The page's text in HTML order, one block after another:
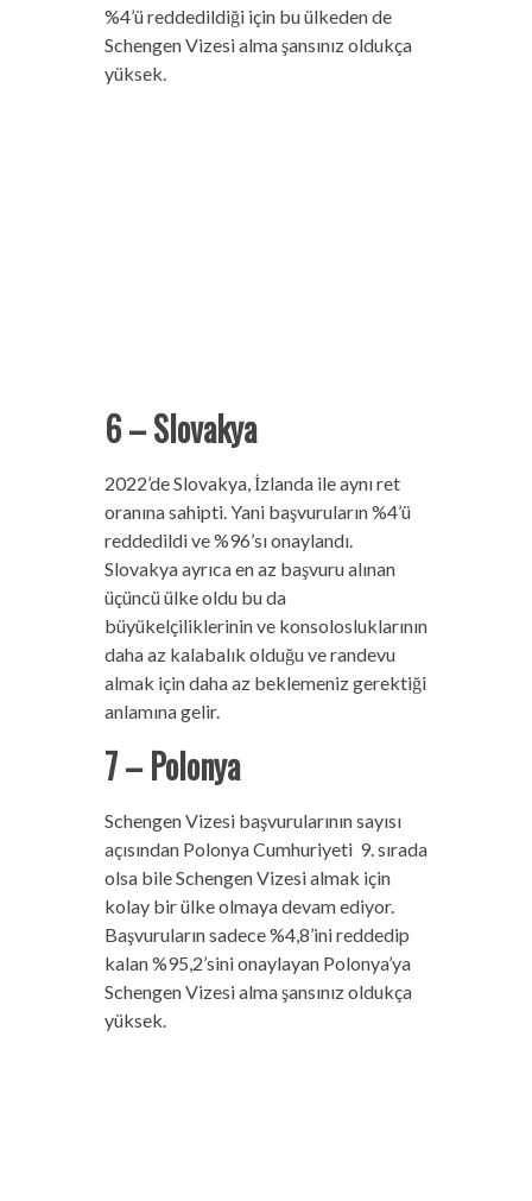
%4’ü reddedildiği için bu ülkeden de
Schengen Vizesi alma şansınız oldukça
yüksek.
6 – Slovakya
2022’de Slovakya, İzlanda ile aynı ret
oranına sahipti. Yani başvuruların %4’ü
reddedildi ve %96’sı onaylandı.
Slovakya ayrıca en az başvuru alınan
üçüncü ülke oldu bu da
büyükelçiliklerinin ve konsolosluklarının
daha az kalabalık olduğu ve randevu
almak için daha az beklemeniz gerektiği
anlamına gelir.
7 – Polonya
Schengen Vizesi başvurularının sayısı
açısından Polonya Cumhuriyeti 9. sırada
olsa bile Schengen Vizesi almak için
kolay bir ülke olmaya devam ediyor.
Başvuruların sadece %4,8’ini reddedip
kalan %95,2’sini onaylayan Polonya’ya
Schengen Vizesi alma şansınız oldukça
yüksek.